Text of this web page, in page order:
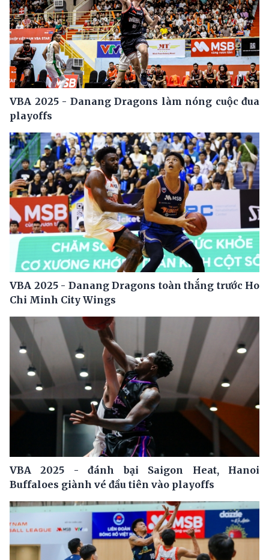
VBA 2025 - Danang Dragons làm nóng cuộc đua
playoffs
VBA 2025 - Danang Dragons toàn thắng trước Ho
Chi Minh City Wings
VBA 2025 - đánh bại Saigon Heat, Hanoi
Buffaloes giành vé đầu tiên vào playoffs